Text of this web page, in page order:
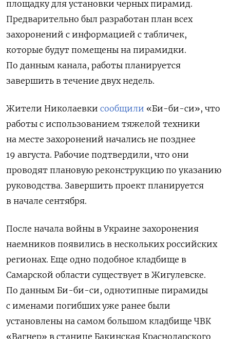
площадку для установки черных пирамид.
Предварительно был разработан план всех
захоронений с информацией с табличек,
которые будут помещены на пирамидки.
По данным канала, работы планируется
завершить в течение двух недель.
Жители Николаевки сообщили «Би-би-си», что
работы с использованием тяжелой техники
на месте захоронений начались не позднее
19 августа. Рабочие подтвердили, что они
проводят плановую реконструкцию по указанию
руководства. Завершить проект планируется
в начале сентября.
После начала войны в Украине захоронения
наемников появились в нескольких российских
регионах. Еще одно подобное кладбище в
Самарской области существует в Жигулевске.
По данным Би-би-си, однотипные пирамиды
с именами погибших уже ранее были
установлены на самом большом кладбище ЧВК
«Вагнер» в станице Бакинская Краснодарского